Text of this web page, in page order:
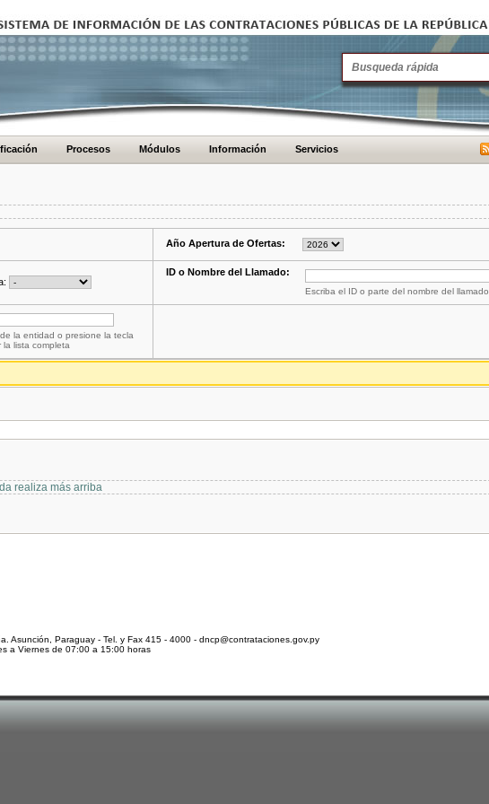
Procesos Módulos Información Servicios
Año Apertura de Ofertas:
ID o Nombre del Llamado:
Escriba el ID o parte del nombre del llamado
la entidad o presione la tecla
lista completa
realiza más arriba
Asunción, Paraguay - Tel. y Fax 415 - 4000 - dncp@contrataciones.gov.py
a Viernes de 07:00 a 15:00 horas